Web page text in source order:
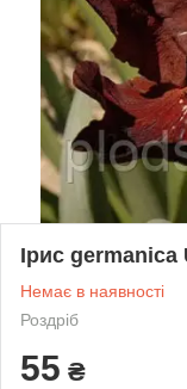
Ірис
Немає в наявності
Роздріб
55 ₴